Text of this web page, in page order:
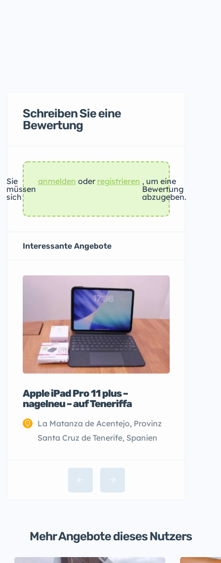
Schreiben Sie eine
Bewertung
Sie
müssen
sich
anmelden oder registrieren , um eine
Bewertung
abzugeben.
Interessante Angebote
Apple iPad Pro 11 plus –
nagelneu – auf Teneriffa
La Matanza de Acentejo, Provinz
Santa Cruz de Tenerife, Spanien
Mehr Angebote dieses Nutzers